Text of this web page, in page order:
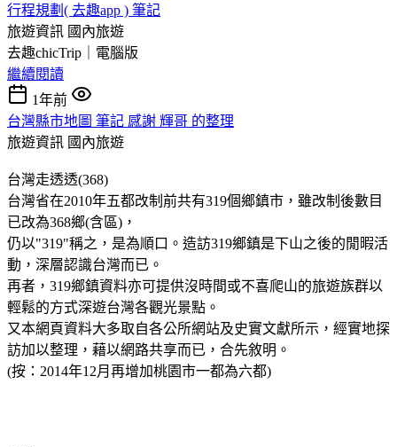
行程規劃( 去趣app ) 筆記
旅遊資訊 國內旅遊
去趣chicTrip｜電腦版
繼續閱讀
1年前
台灣縣市地圖 筆記 感謝 輝哥 的整理
旅遊資訊 國內旅遊
台灣走透透(368)
台灣省在2010年五都改制前共有319個鄉鎮市，雖改制後數目
已改為368鄉(含區)，
仍以"319"稱之，是為順口。造訪319鄉鎮是下山之後的閒暇活
動，深層認識台灣而已。
再者，319鄉鎮資料亦可提供沒時間或不喜爬山的旅遊族群以
輕鬆的方式深遊台灣各觀光景點。
又本網頁資料大多取自各公所網站及史實文獻所示，經實地探
訪加以整理，藉以網路共享而已，合先敘明。
(按：2014年12月再增加桃園市一都為六都)